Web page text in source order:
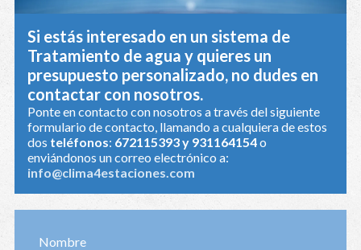
Si estás interesado en un sistema de
Tratamiento de agua y quieres un
presupuesto personalizado, no dudes en
contactar con nosotros.
Ponte en contacto con nosotros a través del siguiente
formulario de contacto, llamando a cualquiera de estos
dos teléfonos: 672115393 y 931164154o
enviándonos un correo electrónico a:
info@clima4estaciones.com
Nombre